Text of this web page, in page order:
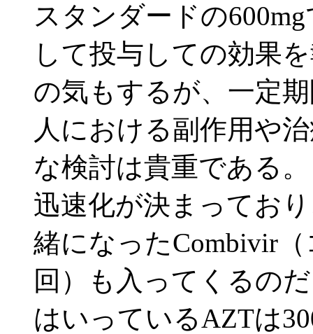
スタンダードの
して投与しての効果
の気もするが、一定
人における副作用や
な検討は貴重である
迅速化が決まってお
緒になったCombivir
回）も入ってくるの
はいっているAZTは